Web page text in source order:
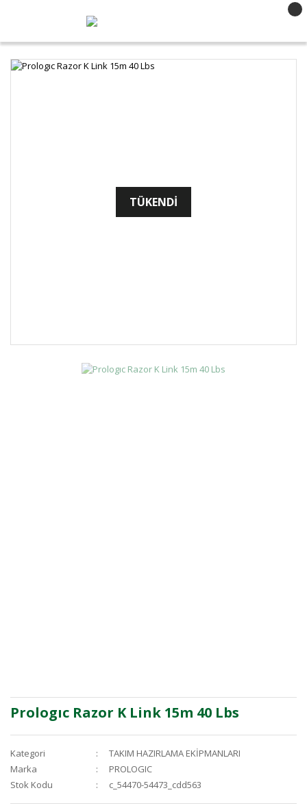
TÜKENDİ
Prologıc Razor K Link 15m 40 Lbs
Kategori
TAKIM HAZIRLAMA EKİPMANLARI
Marka
PROLOGIC
Stok Kodu
c_54470-54473_cdd563